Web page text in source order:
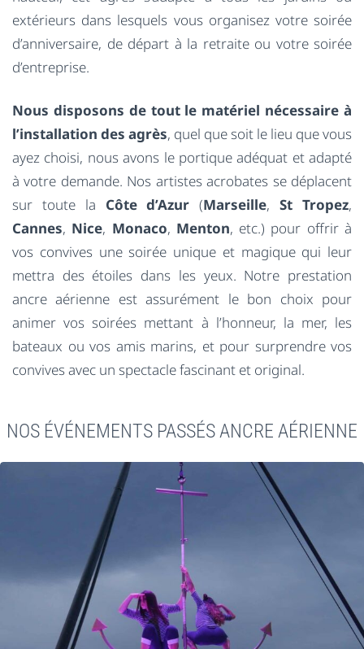
extérieurs dans lesquels vous organisez votre soirée
d’anniversaire, de départ à la retraite ou votre soirée
d’entreprise.
Nous disposons de tout le matériel nécessaire à
l’installation des agrès, quel que soit le lieu que vous
ayez choisi, nous avons le portique adéquat et adapté
à votre demande. Nos artistes acrobates se déplacent
sur toute la Côte d’Azur (Marseille,St Tropez,
Cannes, Nice, Monaco, Menton, etc.) pour offrir à
vos convives une soirée unique et magique qui leur
mettra des étoiles dans les yeux. Notre prestation
ancre aérienne est assurément le bon choix pour
animer vos soirées mettant à l’honneur, la mer, les
bateaux ou vos amis marins, et pour surprendre vos
convives avec un spectacle fascinant et original.
NOS ÉVÉNEMENTS PASSÉS ANCRE AÉRIENNE